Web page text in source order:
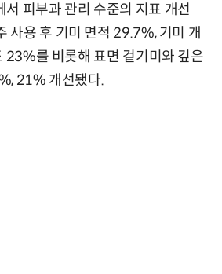
피부과 관리 수준의 지표 개선
사용 후 기미 면적 29.7%, 기미 개
23%를 비롯해 표면 겉기미와 깊은
21% 개선됐다.